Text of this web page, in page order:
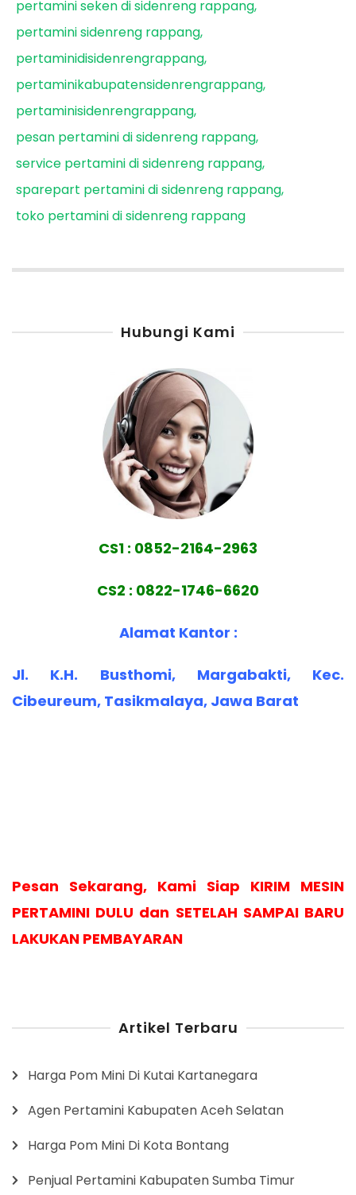
pertamini seken di sidenreng rappang
pertamini sidenreng rappang
pertaminidisidenrengrappang
pertaminikabupatensidenrengrappang
pertaminisidenrengrappang
pesan pertamini di sidenreng rappang
service pertamini di sidenreng rappang
sparepart pertamini di sidenreng rappang
toko pertamini di sidenreng rappang
Hubungi Kami
CS1 : 0852-2164-2963
CS2 : 0822-1746-6620
Alamat Kantor :
Jl. K.H. Busthomi, Margabakti, Kec.
Cibeureum, Tasikmalaya, Jawa Barat
Pesan Sekarang, Kami Siap KIRIM MESIN
PERTAMINI DULU dan SETELAH SAMPAI BARU
LAKUKAN PEMBAYARAN
Artikel Terbaru
Harga Pom Mini Di Kutai Kartanegara
Agen Pertamini Kabupaten Aceh Selatan
Harga Pom Mini Di Kota Bontang
Penjual Pertamini Kabupaten Sumba Timur